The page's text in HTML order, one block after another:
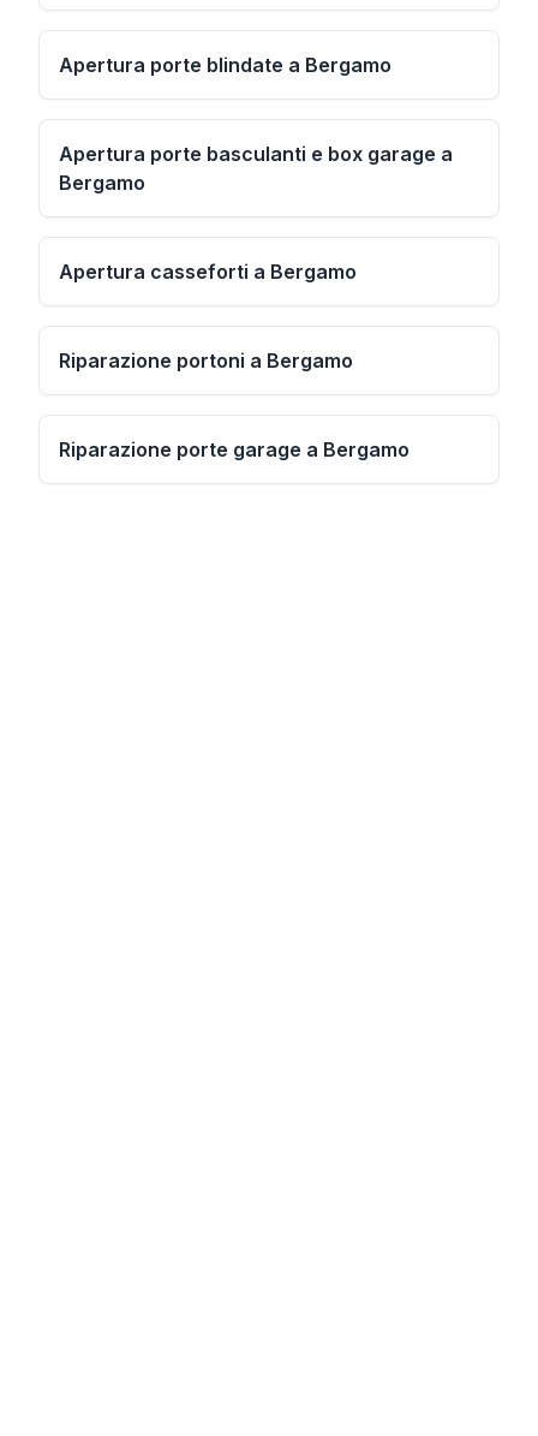
Apertura porte blindate a Bergamo
Apertura porte basculanti e box garage a
Bergamo
Apertura casseforti a Bergamo
Riparazione portoni a Bergamo
Riparazione porte garage a Bergamo